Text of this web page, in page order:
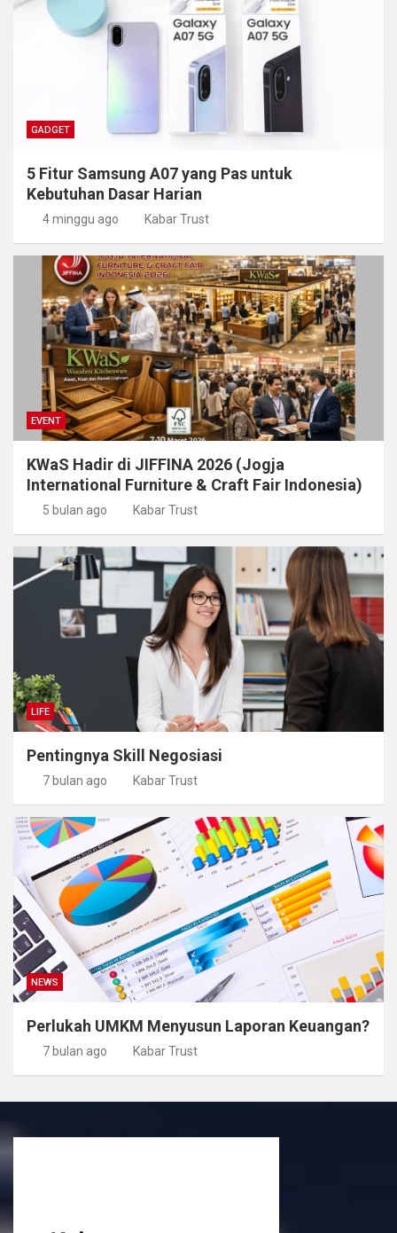
GADGET
5 Fitur Samsung A07 yang Pas untuk
Kebutuhan Dasar Harian
4 minggu ago Kabar Trust
EVENT
KWaS Hadir di JIFFINA 2026 (Jogja
International Furniture & Craft Fair Indonesia)
5 bulan ago Kabar Trust
LIFE
Pentingnya Skill Negosiasi
7 bulan ago Kabar Trust
NEWS
Perlukah UMKM Menyusun Laporan Keuangan?
7 bulan ago Kabar Trust